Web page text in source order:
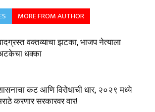
MORE FROM AUTHOR
वक्तव्याचा झटका, भाजप नेत्याला
धक्का
कट आणि विरोधाची धार, २०२९ मध्ये
करणार सरकारवर वार!